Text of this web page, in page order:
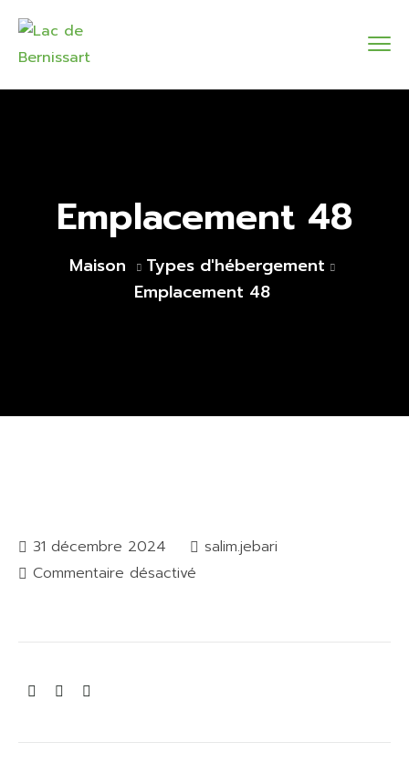
Emplacement 48
Maison
Types d'hébergement
Emplacement 48
31 décembre 2024
salim.jebari
Commentaire désactivé